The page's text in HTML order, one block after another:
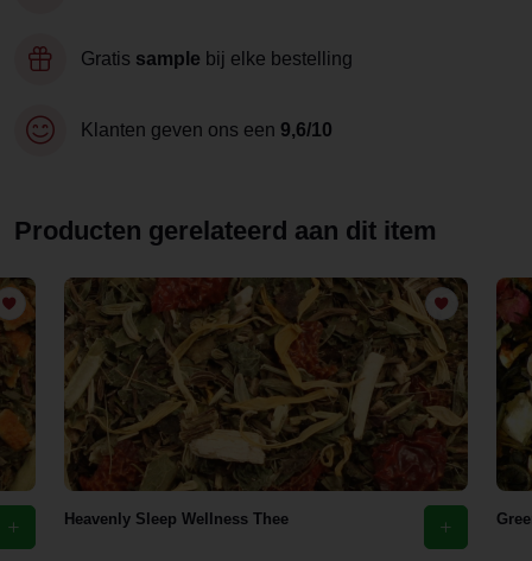
Gratis sample bij elke bestelling
Klanten geven ons een 9,6/10
Producten gerelateerd aan dit item
Heavenly Sleep Wellness Thee